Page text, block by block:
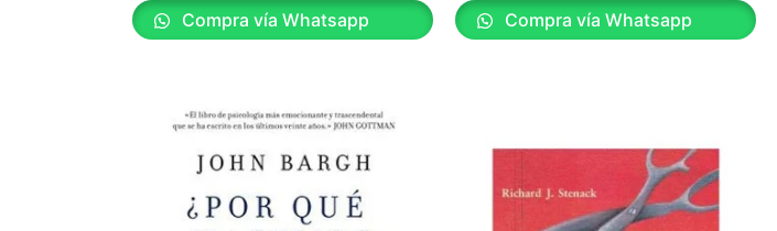
Compra vía Whatsapp
Compra vía Whatsapp